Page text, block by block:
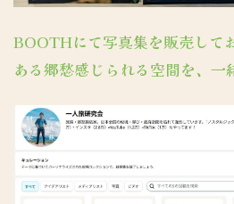
BOOTHにて写真集を販売して
ある郷愁感じられる空間を、一